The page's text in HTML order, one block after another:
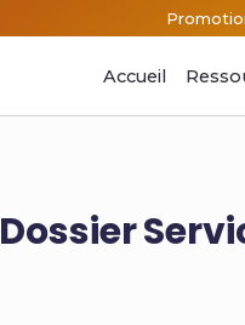
Accueil
Dossier